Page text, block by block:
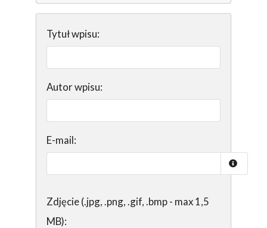
Tytuł wpisu:
Autor wpisu:
E-mail:
Zdjęcie (.jpg, .png, .gif, .bmp - max 1,5
MB):